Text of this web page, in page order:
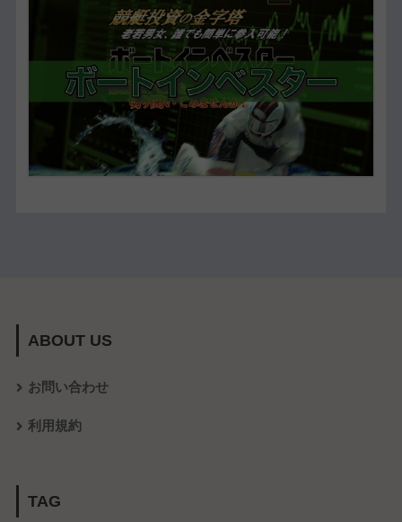
ABOUT US
お問い合わせ
利用規約
TAG